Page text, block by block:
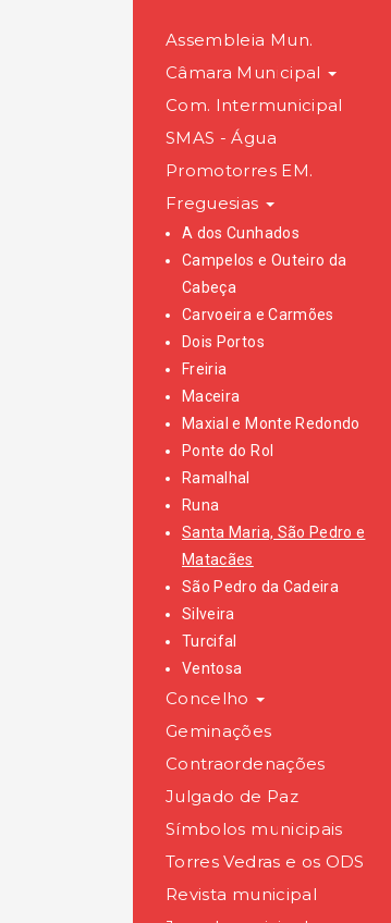
Assembleia Mun.
Câmara Municipal
Com. Intermunicipal
SMAS - Água
Promotorres EM.
Freguesias
A dos Cunhados
Campelos e Outeiro da
Cabeça
Carvoeira e Carmões
Dois Portos
Freiria
Maceira
Maxial e Monte Redondo
Ponte do Rol
Ramalhal
Runa
Santa Maria, São Pedro e
Matacães
São Pedro da Cadeira
Silveira
Turcifal
Ventosa
Concelho
Geminações
Contraordenações
Julgado de Paz
Símbolos municipais
Torres Vedras e os ODS
Revista municipal